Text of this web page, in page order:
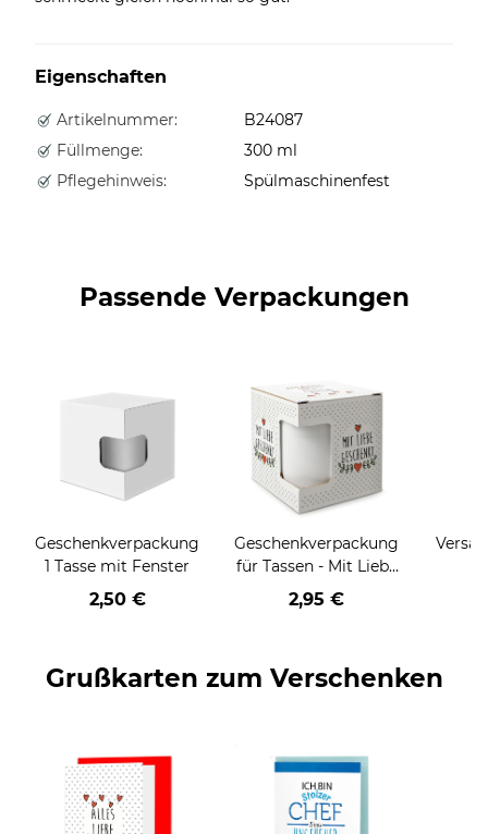
Eigenschaften
Artikelnummer:
B24087
Füllmenge:
300 ml
Pflegehinweis:
Spülmaschinenfest
Passende Verpackungen
Geschenkverpackung
1 Tasse mit Fenster
2,50 €
Geschenkverpackung
für Tassen - Mit Liebe
geschenkt
2,95 €
Grußkarten zum Verschenken